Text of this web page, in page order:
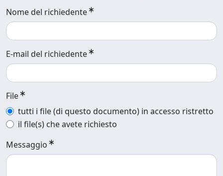
Nome del richiedente
E-mail del richiedente
File
tutti i file (di questo documento) in accesso ristretto
il file(s) che avete richiesto
Messaggio